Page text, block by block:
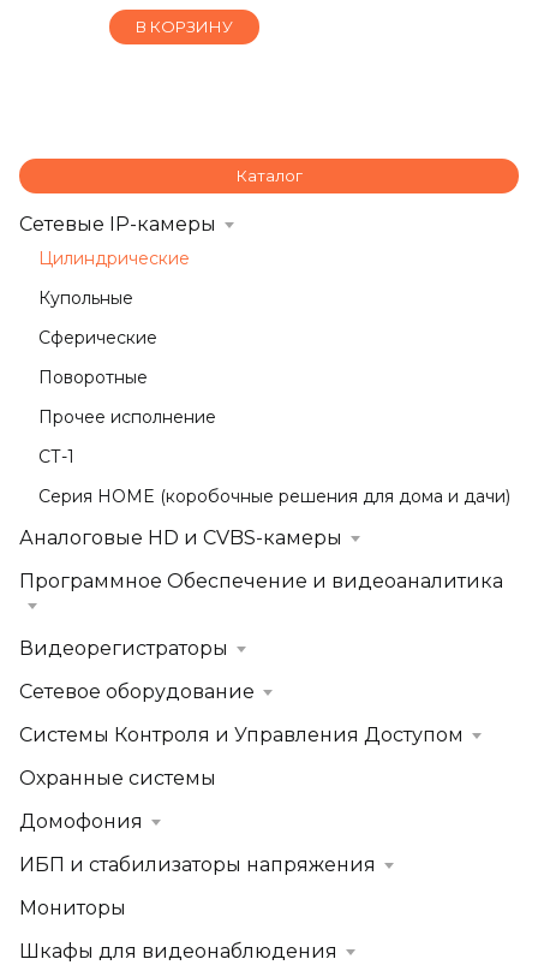
В КОРЗИНУ
Каталог
Сетевые IP-камеры
Цилиндрические
Купольные
Сферические
Поворотные
Прочее исполнение
СТ-1
Серия HOME (коробочные решения для дома и дачи)
Аналоговые HD и CVBS-камеры
Программное Обеспечение и видеоаналитика
Видеорегистраторы
Сетевое оборудование
Системы Контроля и Управления Доступом
Охранные системы
Домофония
ИБП и стабилизаторы напряжения
Мониторы
Шкафы для видеонаблюдения